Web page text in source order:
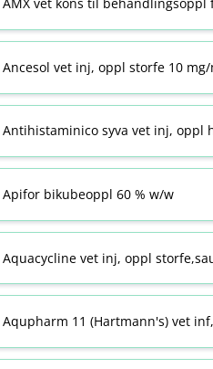
Ancesol vet inj, oppl storfe 10
Antihistaminico syva vet inj, oppl
Apifor bikubeoppl 60 % w​/​w
Aquacycline vet inj, oppl
Aqupharm 11 (Hartmann's) vet